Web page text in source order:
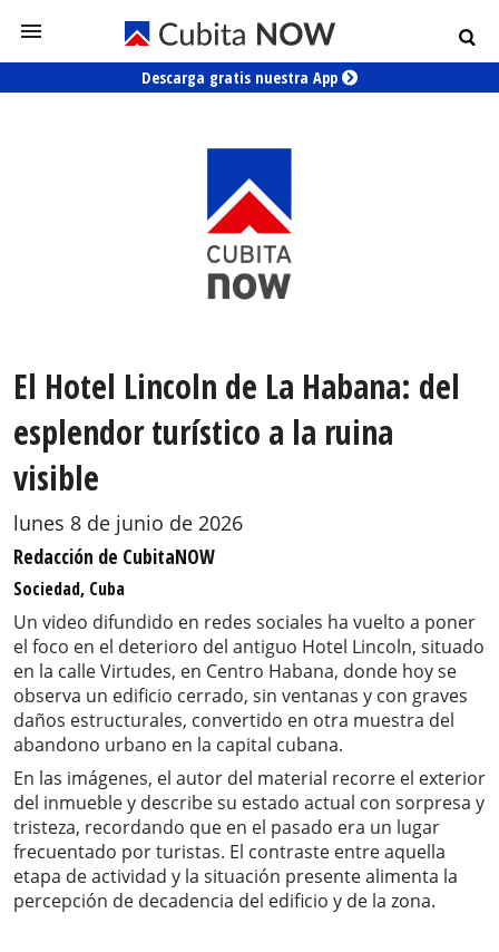
Descarga gratis nuestra App
El Hotel Lincoln de La Habana: del
esplendor turístico a la ruina
visible
lunes 8 de junio de 2026
Redacción de CubitaNOW
Sociedad, Cuba
Un video difundido en redes sociales ha vuelto a poner
el foco en el deterioro del antiguo Hotel Lincoln, situado
en la calle Virtudes, en Centro Habana, donde hoy se
observa un edificio cerrado, sin ventanas y con graves
daños estructurales, convertido en otra muestra del
abandono urbano en la capital cubana.
En las imágenes, el autor del material recorre el exterior
del inmueble y describe su estado actual con sorpresa y
tristeza, recordando que en el pasado era un lugar
frecuentado por turistas. El contraste entre aquella
etapa de actividad y la situación presente alimenta la
percepción de decadencia del edificio y de la zona.